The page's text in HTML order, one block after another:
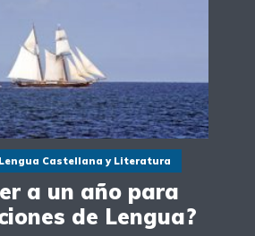
Castellana y Literatura
a un año para
de Lengua?